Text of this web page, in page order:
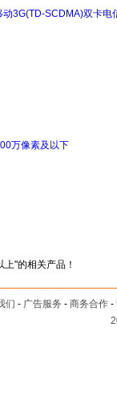
动3G(TD-SCDMA)双卡电
万像素及以下
"的相关产品！
们 - 广告服务 - 商务合作 -